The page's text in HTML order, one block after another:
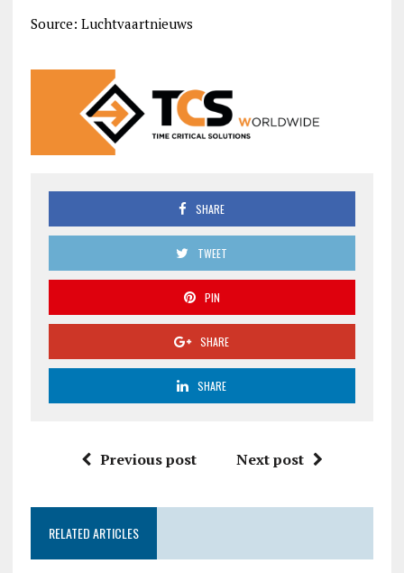
Source: Luchtvaartnieuws
SHARE
TWEET
PIN
SHARE
SHARE
Previous post Next post
RELATED ARTICLES